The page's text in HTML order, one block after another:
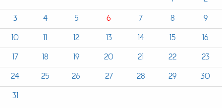
3
4 5 6 7 8
9
10
11 12 13 14 15
16
17
18 19 20 21 22
23
24
25 26 27 28 29
30
31